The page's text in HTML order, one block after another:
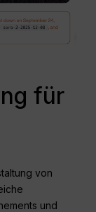
für
von
und